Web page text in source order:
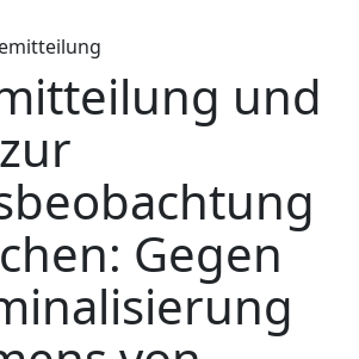
und
Gegen